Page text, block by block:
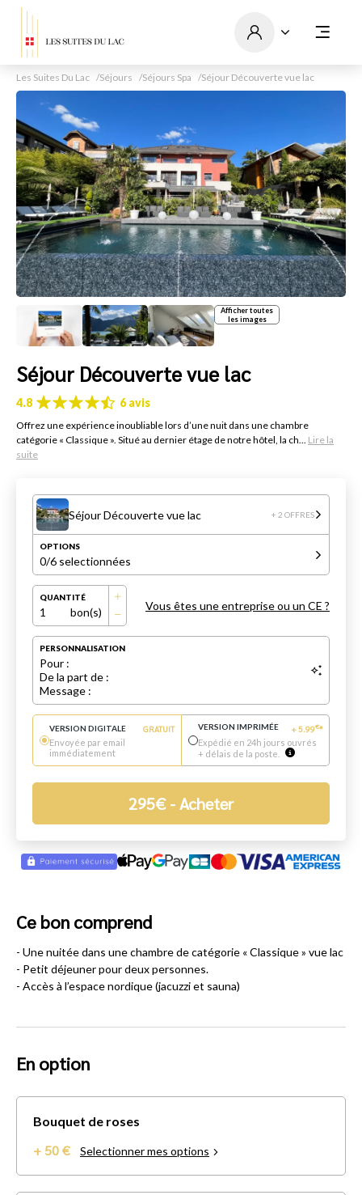
Les Suites Du Lac Séjours Séjours Spa Séjour Découverte vue lac
Afficher toutes
les images
Séjour Découverte vue lac
4.8 6 avis
Offrez une expérience inoubliable lors d’une nuit dans une chambre
catégorie « Classique ». Situé au dernier étage de notre hôtel, la ch... Lire la
suite
Séjour Découverte vue lac + 2 OFFRES
OPTIONS
0/6 selectionnées
QUANTITÉ
1 bon(s) Vous êtes une entreprise ou un CE ?
PERSONNALISATION
Pour :
De la part de :
Message :
VERSION DIGITALE
GRATUIT
Envoyée par email
immédiatement
VERSION IMPRIMÉE +5.99€*
Expédié en 24h jours ouvrés
+ délais de la poste.
295€- Acheter
Ce bon comprend
- Une nuitée dans une chambre de catégorie « Classique » vue lac
- Petit déjeuner pour deux personnes.
- Accès à l’espace nordique (jacuzzi et sauna)
En option
Bouquet de roses
+ 50 € Selectionner mes options